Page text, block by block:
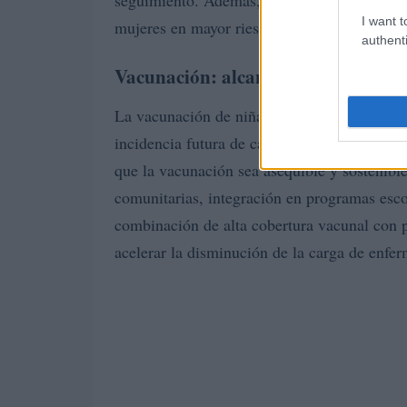
I want
mujeres en mayor riesgo y simplificar los
Vacunación: alcance y prioridades
La vacunación de niñas y adolescentes
incidencia futura de cáncer cervicouterino.
que la vacunación sea asequible y
comunitarias, integración en programas
combinación de alta cobertura vacunal con
acelerar la disminución de la carga de